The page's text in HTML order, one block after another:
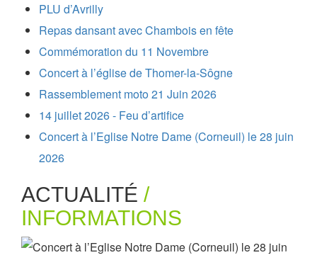
PLU d’Avrilly
Repas dansant avec Chambois en fête
Commémoration du 11 Novembre
Concert à l’église de Thomer-la-Sôgne
Rassemblement moto 21 Juin 2026
14 juillet 2026 - Feu d’artifice
Concert à l’Eglise Notre Dame (Corneuil) le 28 juin
2026
ACTUALITÉ /
INFORMATIONS